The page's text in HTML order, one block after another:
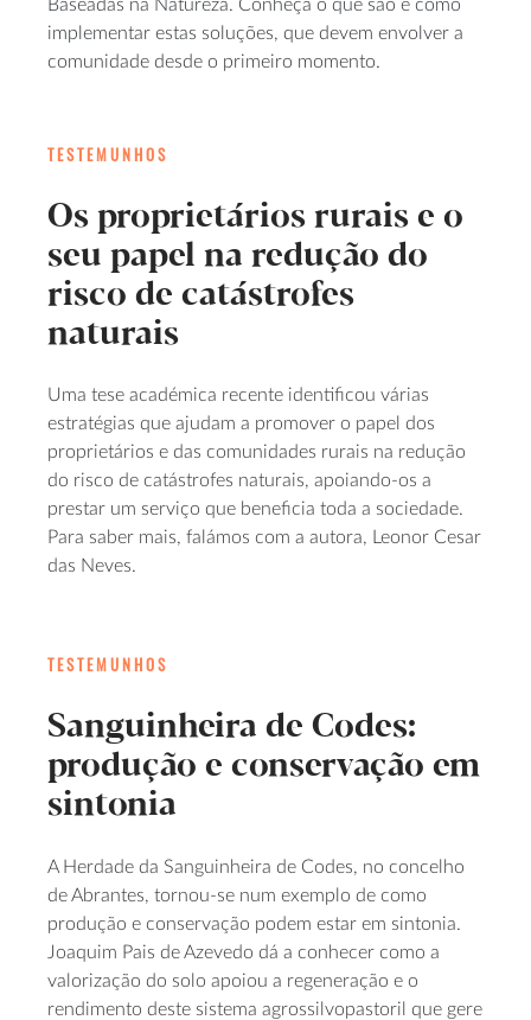
Baseadas na Natureza. Conheça o que são e como
implementar estas soluções, que devem envolver a
comunidade desde o primeiro momento.
TESTEMUNHOS
Os proprietários rurais e o
seu papel na redução do
risco de catástrofes
naturais
Uma tese académica recente identificou várias
estratégias que ajudam a promover o papel dos
proprietários e das comunidades rurais na redução
do risco de catástrofes naturais, apoiando-os a
prestar um serviço que beneficia toda a sociedade.
Para saber mais, falámos com a autora, Leonor Cesar
das Neves.
TESTEMUNHOS
Sanguinheira de Codes:
produção e conservação em
sintonia
A Herdade da Sanguinheira de Codes, no concelho
de Abrantes, tornou-se num exemplo de como
produção e conservação podem estar em sintonia.
Joaquim Pais de Azevedo dá a conhecer como a
valorização do solo apoiou a regeneração e o
rendimento deste sistema agrossilvopastoril que gere